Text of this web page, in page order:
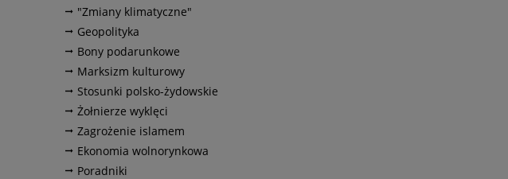
"Zmiany klimatyczne"
Geopolityka
Bony podarunkowe
Marksizm kulturowy
Stosunki polsko-żydowskie
Żołnierze wyklęci
Zagrożenie islamem
Ekonomia wolnorynkowa
Poradniki